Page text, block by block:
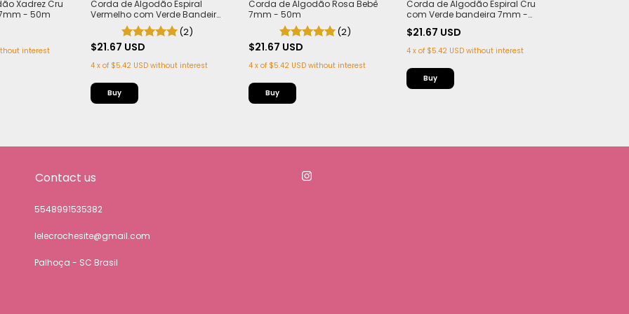
Xadrez Cru
- 50m
interest
Corda de Algodão Espiral
Vermelho com Verde Bandeira
7mm - 50m
(2)
$21.67 USD
4 x of $5.42 USD without interest
Corda de Algodão Rosa Bebê
7mm - 50m
(2)
$21.67 USD
4 x of $5.42 USD without interest
Corda de Algodão Espiral Cru
com Verde bandeira 7mm -
$21.67 USD
4 x of $5.42 USD without interest
Contact us
5548991535382
lelecrochesite@gmail.com
Palhoça - SC Brasil